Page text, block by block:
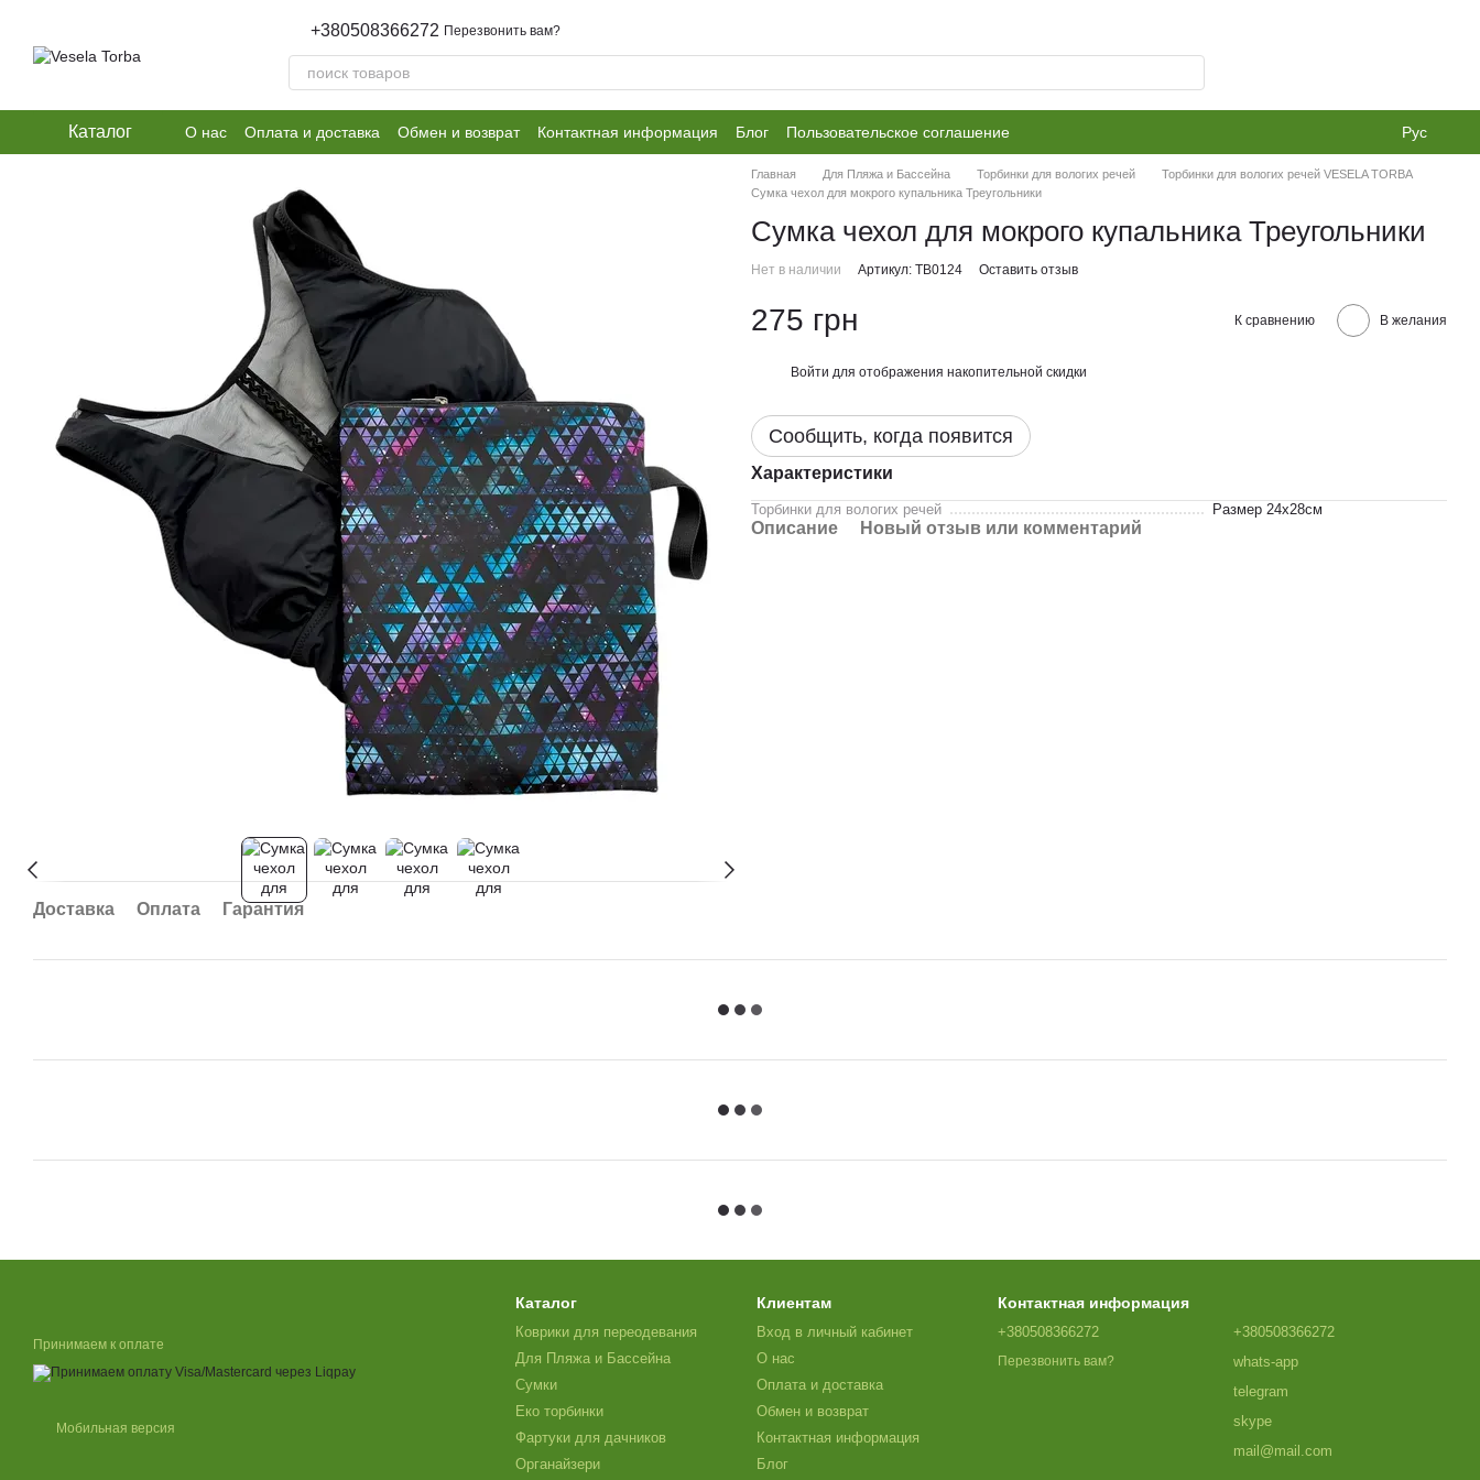
+380508366272 Перезвонить вам?
Каталог О нас Оплата и доставка Обмен и возврат Контактная информация Блог Пользовательское соглашение Рус
Доставка Оплата Гарантия
Главная Для Пляжа и Бассейна Торбинки для вологих речей
Торбинки для вологих речей VESELA TORBA
Сумка чехол для мокрого купальника Треугольники
Сумка чехол для мокрого купальника Треугольники
Нет в наличии Артикул: ТВ0124 Оставить отзыв
275 грн К сравнению В желания
Войти для отображения накопительной скидки
Сообщить, когда появится
Характеристики
Торбинки для вологих речей Размер 24х28см
Описание Новый отзыв или комментарий
Принимаем к оплате
Мобильная версия
Каталог
Коврики для переодевания
Для Пляжа и Бассейна
Сумки
Еко торбинки
Фартуки для дачников
Органайзери
Клиентам
Вход в личный кабинет
О нас
Оплата и доставка
Обмен и возврат
Контактная информация
Блог
Контактная информация
+380508366272
Перезвонить вам?
+380508366272
whats-app
telegram
skype
mail@mail.com